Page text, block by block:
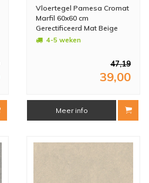
Vloertegel Pamesa Cromat
Marfil 60x60 cm
Gerectificeerd Mat Beige
(Prijs Per M2)
4-5 weken
47,19
39,00
Meer info